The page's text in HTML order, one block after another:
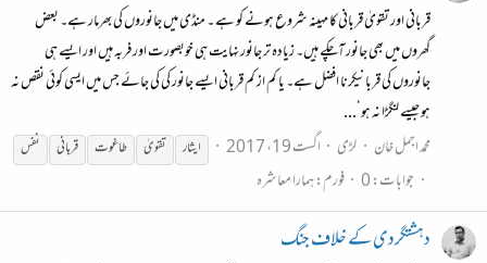
قربانی اور تقویٰ قربانی کا مہینہ شروع ہونے کو ہے ۔ منڈی میں جانوروں کی بھرمار ہے۔ بعض
گھروں میں بھی جانور آچکے ہیں۔ زیادہ تر جانور نہایت ہی خوبصورت اور فربہ ہیں اور ایسے ہی
جانوروں کی قربانیکرنا افضل ہے۔ یا کم از کم قربانی ایسے جانور کی کی جائے جس میں ایسی کوئی نقص نہ
ہو جیسے لنگڑا نہ ہو‘...
محمد اجمل خان
لڑی اگست 19، 2017 ایثار تقویٰ طاغوت قربانی نفس
جوابات: 0 فورم:ہمارا معاشرہ
دہشتگردی کے خلاف جنگ